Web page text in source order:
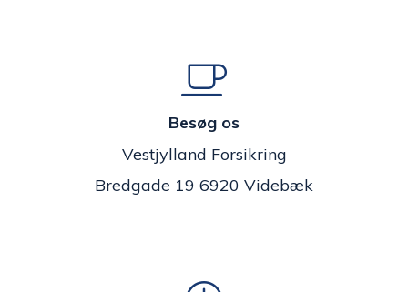
Besøg os
Vestjylland Forsikring
Bredgade 19 6920 Videbæk